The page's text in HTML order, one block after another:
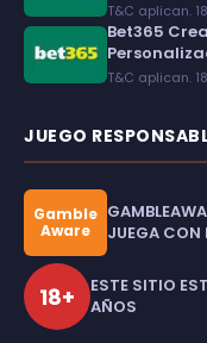
T&C aplican.
Bet365
T&C aplican.
JUEGO
Gamble
Aware
JUEGA CON
18+
ESTE SITIO
AÑOS